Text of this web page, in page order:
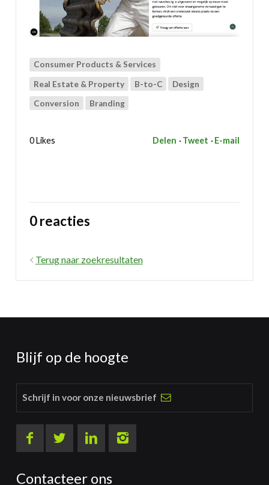
Consumer Products & Services
Real Estate & Property B-to-C Design
Conversion Branding
0 Likes Delen Tweet E-mail
0 reacties
Terug naar zoekresultaten
Blijf op de hoogte
Schrijf in voor onze nieuwsbrief
Contacteer ons